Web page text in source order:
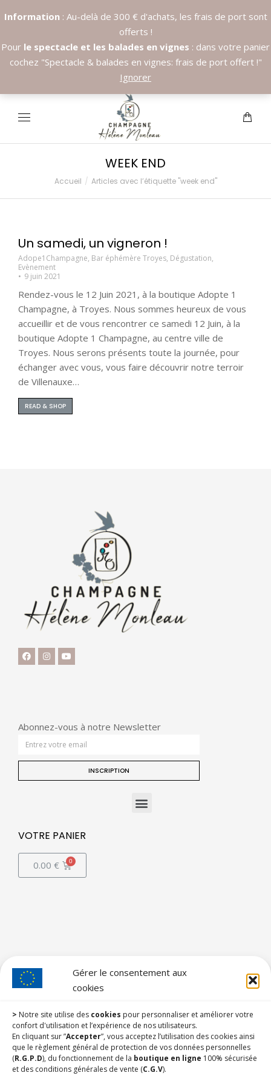
Gérer le consentement aux
cookies
> Notre site utilise des cookies pour personnaliser et améliorer votre
confort d'utilisation et l’expérience de nos utilisateurs.
En cliquant sur ”Accepter”, vous acceptez l’utilisation des cookies ainsi
que le règlement général de protection de vos données personnelles
(R.G.P.D), du fonctionnement de la boutique en ligne 100% sécurisée
et des conditions générales de vente (C.G.V).
Information: Au-delà de 300 € d'achats, les frais de port sont
offerts !
Pour le spectacle et les balades en vignes : dans votre panier
cochez "Spectacle & balades en vignes: frais de port offert !"
Ignorer
Appelez nous: +33.6.89.37.09.03
WEEK END
Vous êtes ici :
Accueil Articles avec l’étiquette "week end"
Un samedi, un vigneron !
Adope1Champagne, Bar éphémère Troyes, Dégustation,
Evènement
9 juin 2021
Rendez-vous le 12 Juin 2021, à la boutique Adopte 1
Champagne, à Troyes. Nous sommes heureux de vous
accueillir et de vous rencontrer ce samedi 12 Juin, à la
boutique Adopte 1 Champagne, au centre ville de
Troyes. Nous serons présents toute la journée, pour
échanger avec vous, vous faire découvrir notre terroir
de Villenauxe…
READ & SHOP
Abonnez-vous à notre Newsletter
INSCRIPTION
VOTRE PANIER
0.00 €